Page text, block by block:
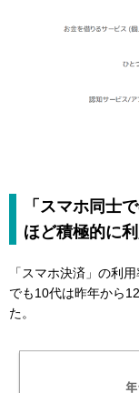
「スマホ同士
ほど積極的に利
「スマホ決済」の利
でも10代は昨年から
た。